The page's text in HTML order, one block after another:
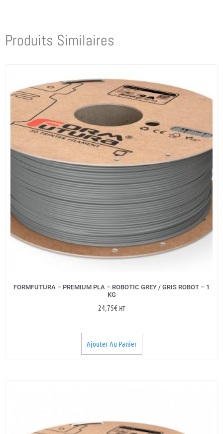
Produits Similaires
FORMFUTURA – PREMIUM PLA – ROBOTIC GREY / GRIS ROBOT – 1
KG
24,75€ HT
Ajouter Au Panier